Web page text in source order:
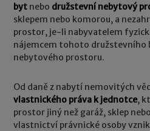
byt nebo družstevní nebytový
sklepem nebo komorou, a
prostor, je-li nabyvatelem
nájemcem tohoto družstevního
nebytového prostoru.
Od daně z nabytí nemovitých
vlastnického práva k jednotce,
prostor jiný než garáž, sklep
vlastnictví právnické osoby